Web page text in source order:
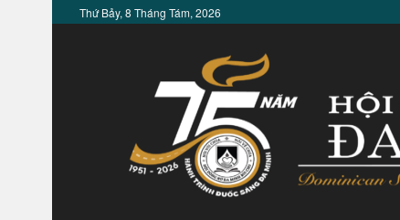
Thứ Bảy, 8 Tháng Tám, 2026